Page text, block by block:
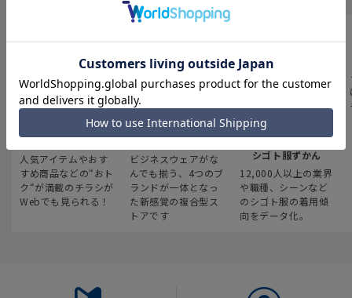
最新のお買い得情報
人気アイテムやおす
すめ商品などの“おト
ク“が満載のチラシが
Webでも見られる！
スーツスクエア
ビジネスウェアがな
んでも揃う、4つのブ
ランドが一体となっ
た新感覚の複合型ス
トアです
みんなの
シゴト服ずかん
12,000人以上の業界
や職種、シーンなど
のシゴト服の着用傾
向をデータ化。